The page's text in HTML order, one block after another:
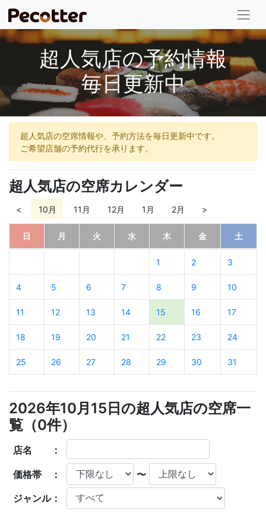
超人気店の予約情報
毎日更新中
超人気店の空席情報や、予約方法を毎日更新中です。
ご希望店舗の予約代行を承ります。
超人気店の空席カレンダー
< 10月 11月 12月 1月 2月 >
日 月 火 水 木 金 土
1 2 3
4 5 6 7 8 9 10
11 12 13 14 15 16 17
18 19 20 21 22 23 24
25 26 27 28 29 30 31
2026年10月15日の超人気店の空席一
覧（0件）
店名 ：
価格帯 ： 〜
ジャンル：